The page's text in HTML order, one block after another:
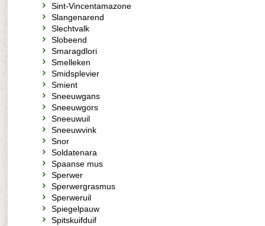
Sint-Vincentamazone
Slangenarend
Slechtvalk
Slobeend
Smaragdlori
Smelleken
Smidsplevier
Smient
Sneeuwgans
Sneeuwgors
Sneeuwuil
Sneeuwvink
Snor
Soldatenara
Spaanse mus
Sperwer
Sperwergrasmus
Sperweruil
Spiegelpauw
Spitskuifduif